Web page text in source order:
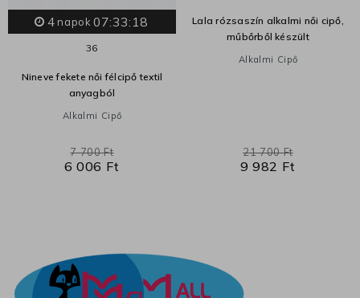
4 napok 07:33:17
36
Nineve fekete női félcipő textil
anyagból
Alkalmi Cipő
6 006 Ft
7 700 Ft
Lala rózsaszín alkalmi női cipő,
műbőrből készült
Alkalmi Cipő
9 982 Ft
21 700 Ft